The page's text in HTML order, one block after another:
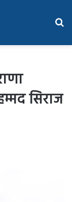
सिराज